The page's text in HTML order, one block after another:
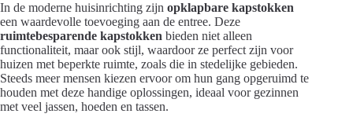
In de moderne huisinrichting zijn opklapbare kapstokken
een waardevolle toevoeging aan de entree. Deze
ruimtebesparende kapstokken bieden niet alleen
functionaliteit, maar ook stijl, waardoor ze perfect zijn voor
huizen met beperkte ruimte, zoals die in stedelijke gebieden.
Steeds meer mensen kiezen ervoor om hun gang opgeruimd te
houden met deze handige oplossingen, ideaal voor gezinnen
met veel jassen, hoeden en tassen.